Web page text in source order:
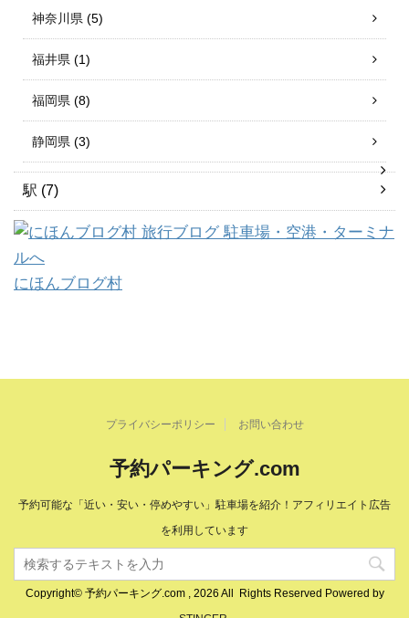
神奈川県 (5)
福井県 (1)
福岡県 (8)
静岡県 (3)
駅 (7)
にほんブログ村
プライバシーポリシー お問い合わせ
予約パーキング.com
予約可能な「近い・安い・停めやすい」駐車場を紹介！アフィリエイト広告
を利用しています
Copyright© 予約パーキング.com , 2026 All Rights Reserved Powered by